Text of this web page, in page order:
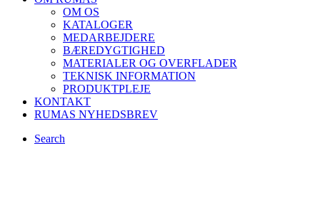
OM OS
KATALOGER
MEDARBEJDERE
BÆREDYGTIGHED
MATERIALER OG OVERFLADER
TEKNISK INFORMATION
PRODUKTPLEJE
KONTAKT
RUMAS NYHEDSBREV
Search